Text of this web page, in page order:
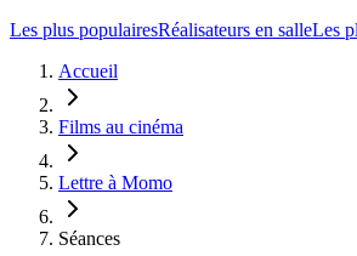
Les plus populairesRéalisateurs en salleLes
Accueil
Films au cinéma
Lettre à Momo
Séances